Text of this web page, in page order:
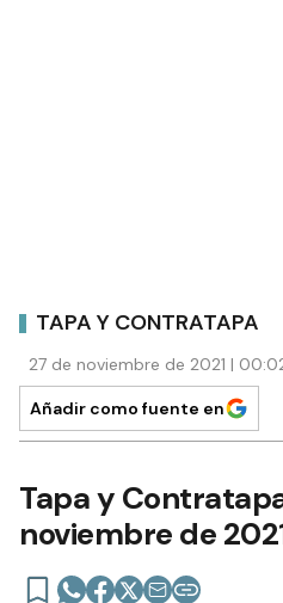
TAPA Y CONTRATAPA
27 de noviembre de 2021 |
Añadir como fuente en
Tapa y
noviembre de